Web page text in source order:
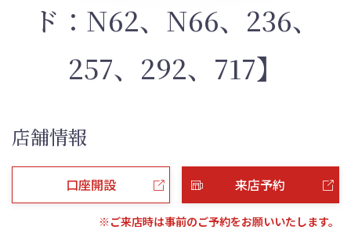
ド：N62、N66、236、
257、292、717】
店舗情報
口座開設 来店予約
※ご来店時は事前のご予約をお願いいたします。